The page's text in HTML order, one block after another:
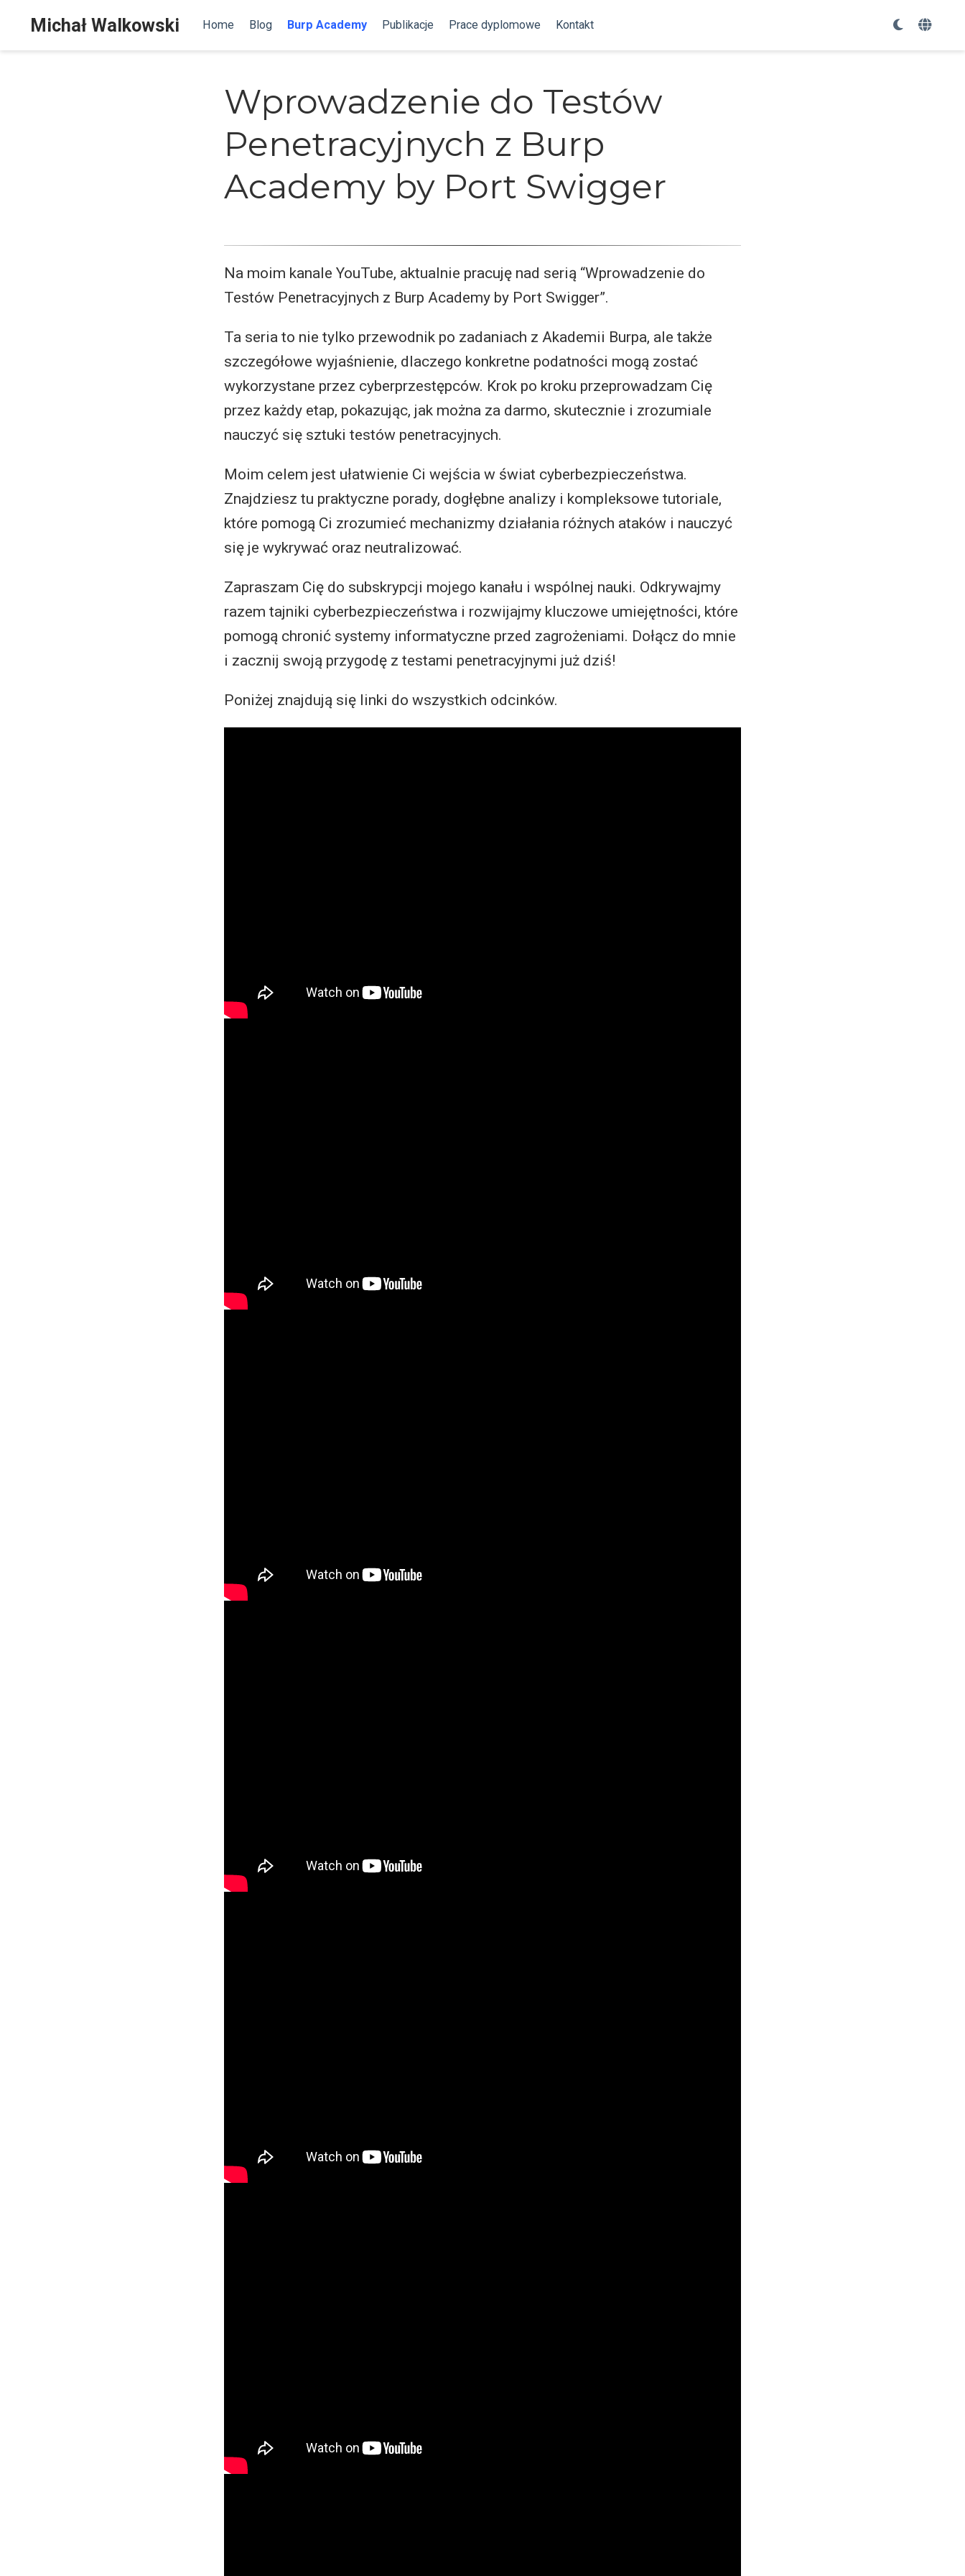
Michał Walkowski Home Blog Burp Academy Publikacje Prace dyplomowe Kontakt
Wprowadzenie do Testów
Penetracyjnych z Burp
Academy by Port Swigger
Na moim kanale YouTube, aktualnie pracuję nad serią “Wprowadzenie do
Testów Penetracyjnych z Burp Academy by Port Swigger”.
Ta seria to nie tylko przewodnik po zadaniach z Akademii Burpa, ale także
szczegółowe wyjaśnienie, dlaczego konkretne podatności mogą zostać
wykorzystane przez cyberprzestępców. Krok po kroku przeprowadzam Cię
przez każdy etap, pokazując, jak można za darmo, skutecznie i zrozumiale
nauczyć się sztuki testów penetracyjnych.
Moim celem jest ułatwienie Ci wejścia w świat cyberbezpieczeństwa.
Znajdziesz tu praktyczne porady, dogłębne analizy i kompleksowe tutoriale,
które pomogą Ci zrozumieć mechanizmy działania różnych ataków i nauczyć
się je wykrywać oraz neutralizować.
Zapraszam Cię do subskrypcji mojego kanału i wspólnej nauki. Odkrywajmy
razem tajniki cyberbezpieczeństwa i rozwijajmy kluczowe umiejętności, które
pomogą chronić systemy informatyczne przed zagrożeniami. Dołącz do mnie
i zacznij swoją przygodę z testami penetracyjnymi już dziś!
Poniżej znajdują się linki do wszystkich odcinków.